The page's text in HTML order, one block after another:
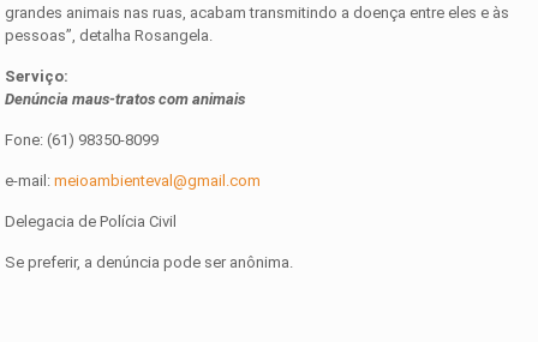
grandes animais nas ruas, acabam transmitindo a doença entre eles e às
pessoas”, detalha Rosangela.
Serviço:
Denúncia maus-tratos com animais
Fone: (61) 98350-8099
e-mail:meioambienteval@gmail.com
Delegacia de Polícia Civil
Se preferir, a denúncia pode ser anônima.